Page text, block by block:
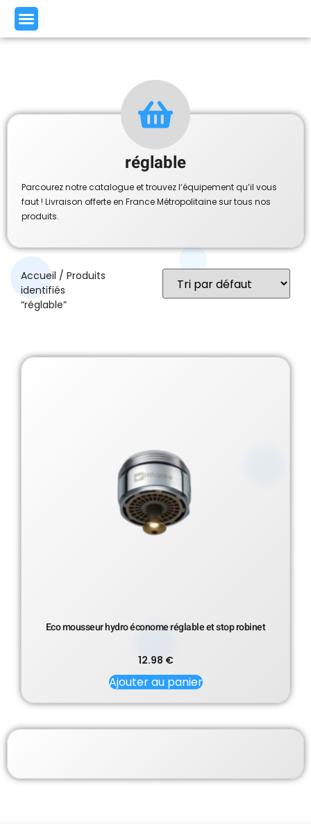
réglable
Parcourez notre catalogue et trouvez l’équipement qu’il vous
faut ! Livraison offerte en France Métropolitaine sur tous nos
produits.
Accueil / Produits
identifiés
“réglable”
Eco mousseur hydro économe réglable et stop robinet
12.98 €
Ajouter au panier